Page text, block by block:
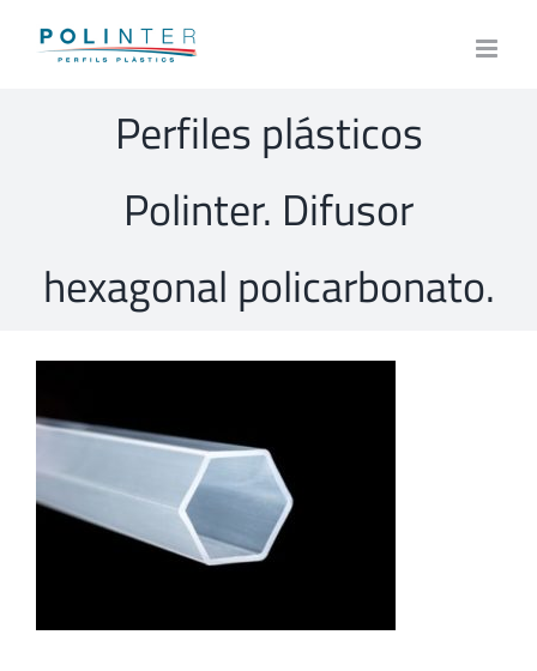
Perfiles plásticos
Polinter. Difusor
hexagonal policarbonato.